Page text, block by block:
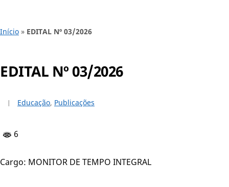
Início » EDITAL Nº 03/2026
EDITAL Nº 03/2026
Educação, Publicações
6
Cargo: MONITOR DE TEMPO INTEGRAL